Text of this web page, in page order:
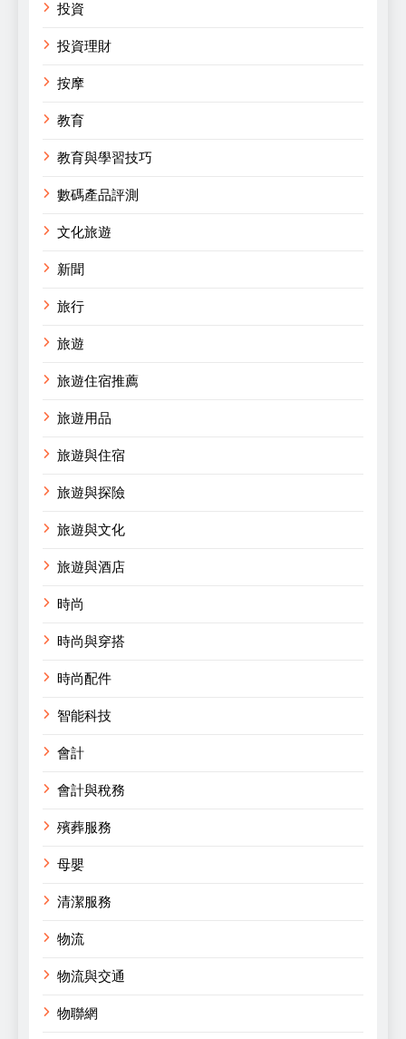
投資
投資理財
按摩
教育
教育與學習技巧
數碼產品評測
文化旅遊
新聞
旅行
旅遊
旅遊住宿推薦
旅遊用品
旅遊與住宿
旅遊與探險
旅遊與文化
旅遊與酒店
時尚
時尚與穿搭
時尚配件
智能科技
會計
會計與稅務
殯葬服務
母嬰
清潔服務
物流
物流與交通
物聯網